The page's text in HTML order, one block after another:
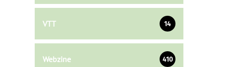
VTT 14
Webzine 410